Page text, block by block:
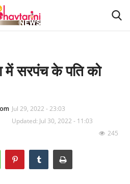
में सरपंच के पति को
Jul 29, 2022 - 23:03
Updated: Jul 30, 2022 - 11:03
245